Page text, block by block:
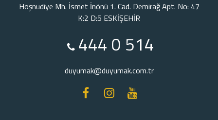
Hoşnudiye Mh. İsmet İnönü 1. Cad. Demirağ Apt. No: 47
K:2 D:5 ESKİŞEHİR
444 0 514
duyumak@duyumak.com.tr